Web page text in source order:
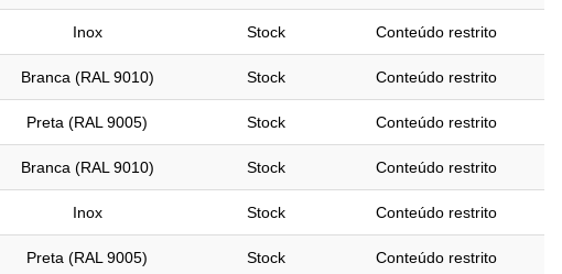
Inox Stock Conteúdo restrito
Branca (RAL 9010) Stock Conteúdo restrito
Preta (RAL 9005) Stock Conteúdo restrito
Branca (RAL 9010) Stock Conteúdo restrito
Inox Stock Conteúdo restrito
Preta (RAL 9005) Stock Conteúdo restrito